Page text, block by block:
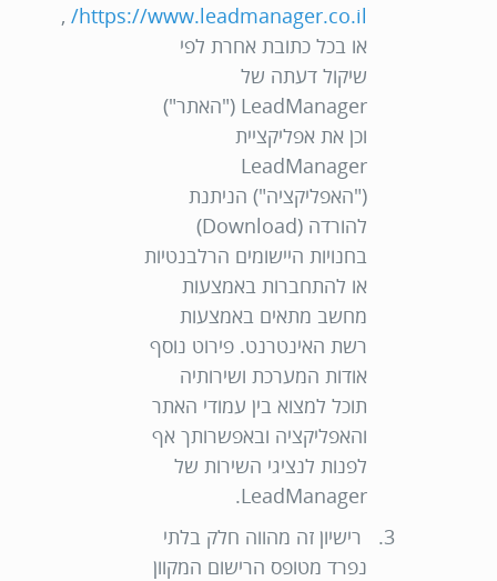
https://www.leadmanager.co.il/
,
או בכל כתובת אחרת לפי
שיקול דעתה של
LeadManager ("
האתר")
וכן את אפליקציית
LeadManager
("האפליקציה") הניתנת
להורדה (Download)
בחנויות היישומים הרלבנטיות
או להתחברות באמצעות
מחשב מתאים באמצעות
רשת האינטרנט. פירוט נוסף
אודות המערכת ושירותיה
תוכל למצוא בין עמודי האתר
והאפליקציה ובאפשרותך אף
לפנות לנציגי השירות של
LeadManager.
רישיון זה מהווה חלק בלתי
נפרד מטופס הרישום המקוון